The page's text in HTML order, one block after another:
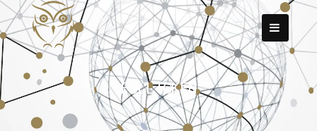
Passer
au
contenu
FULLTOKEN